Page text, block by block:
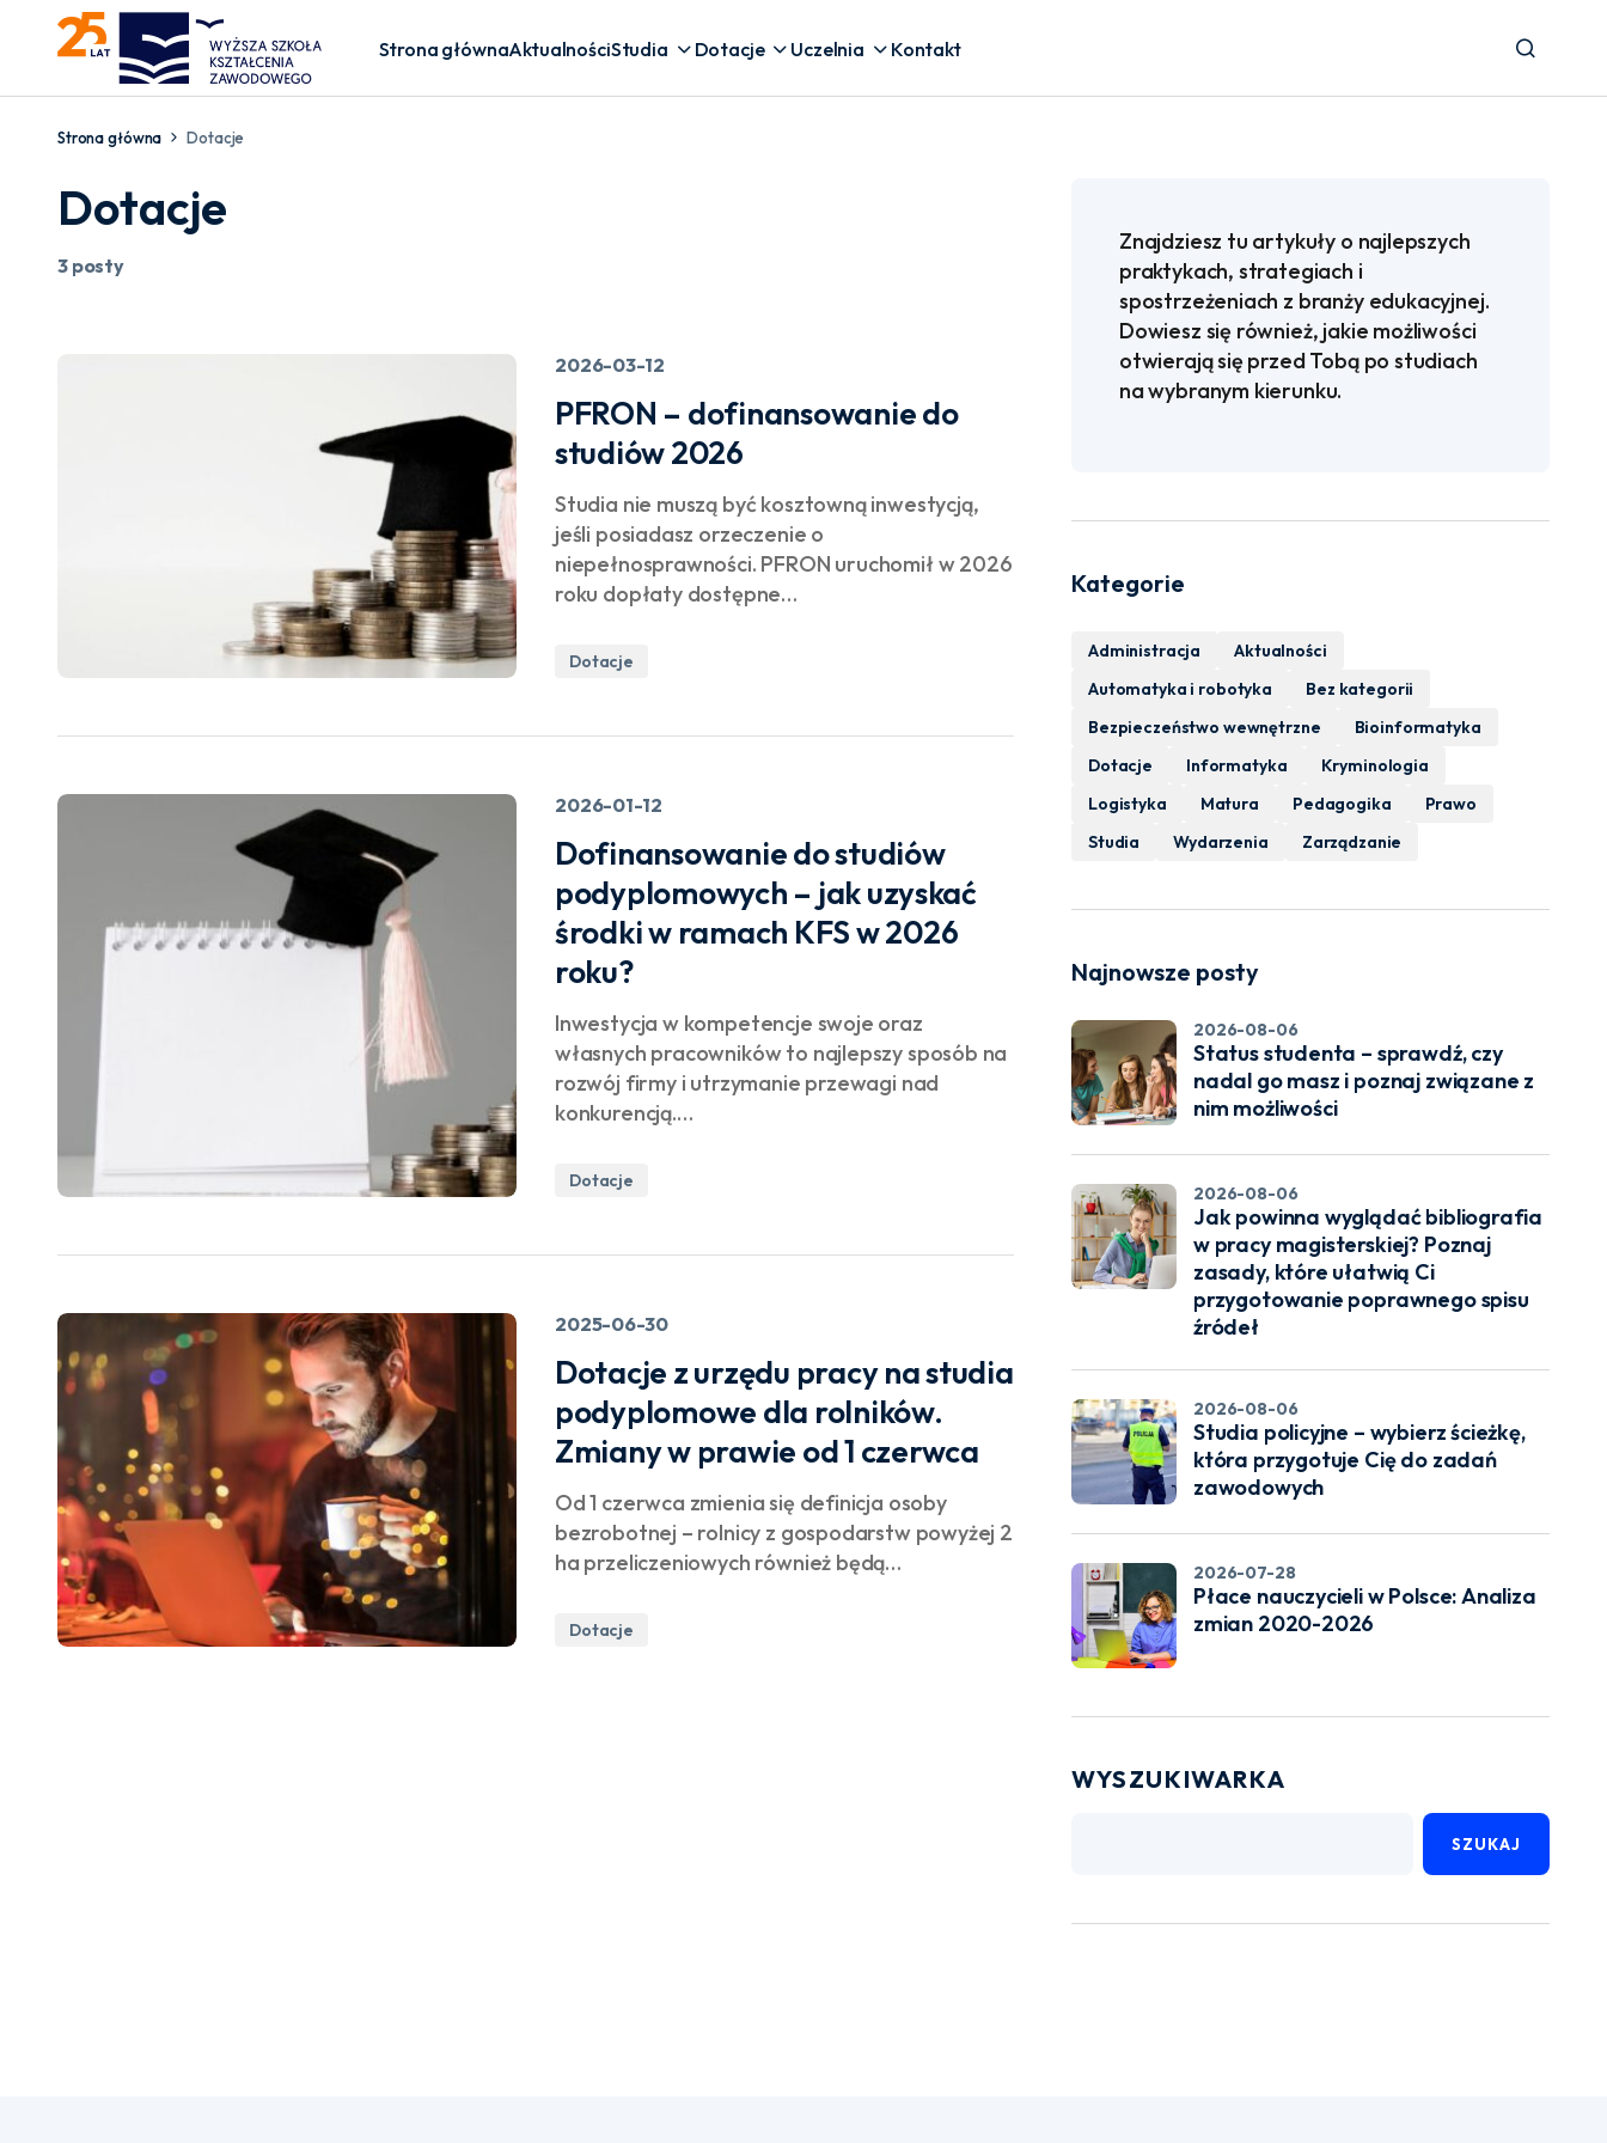
Strona głównaAktualnościStudia Dotacje Uczelnia Kontakt
Strona główna Dotacje
Dotacje
3 posty
2026-03-12
PFRON – dofinansowanie do
studiów 2026
Studia nie muszą być kosztowną inwestycją,
jeśli posiadasz orzeczenie o
niepełnosprawności. PFRON uruchomił w 2026
roku dopłaty dostępne…
Dotacje
2026-01-12
Dofinansowanie do studiów
podyplomowych – jak uzyskać
środki w ramach KFS w 2026
roku?
Inwestycja w kompetencje swoje oraz
własnych pracowników to najlepszy sposób na
rozwój firmy i utrzymanie przewagi nad
konkurencją.…
Dotacje
2025-06-30
Dotacje z urzędu pracy na studia
podyplomowe dla rolników.
Zmiany w prawie od 1 czerwca
Od 1 czerwca zmienia się definicja osoby
bezrobotnej – rolnicy z gospodarstw powyżej 2
ha przeliczeniowych również będą…
Dotacje
Znajdziesz tu artykuły o najlepszych
praktykach, strategiach i
spostrzeżeniach z branży edukacyjnej.
Dowiesz się również, jakie możliwości
otwierają się przed Tobą po studiach
na wybranym kierunku.
Kategorie
Administracja
Aktualności
Automatyka i robotyka
Bez kategorii
Bezpieczeństwo wewnętrzne
Bioinformatyka
Dotacje
Informatyka
Kryminologia
Logistyka
Matura Pedagogika
Prawo
Studia
Wydarzenia Zarządzanie
Najnowsze posty
Status studenta – sprawdź, czy
nadal go masz i poznaj związane z
nim możliwości
2026-08-06
Jak powinna wyglądać bibliografia
w pracy magisterskiej? Poznaj
zasady, które ułatwią Ci
przygotowanie poprawnego spisu
źródeł
2026-08-06
Studia policyjne – wybierz ścieżkę,
która przygotuje Cię do zadań
zawodowych
2026-08-06
Płace nauczycieli w Polsce: Analiza
zmian 2020-2026
2026-07-28
WYSZUKIWARKA
SZUKAJ